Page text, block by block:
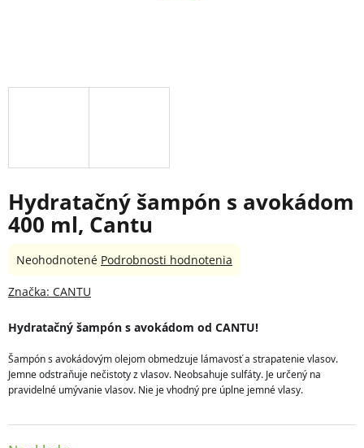
Hydratačný šampón s avokádom
400 ml, Cantu
Hydratačný šampón s avokádom od CANTU!
Šampón s avokádovým olejom obmedzuje lámavosť a strapatenie vlasov.
Jemne odstraňuje nečistoty z vlasov. Neobsahuje sulfáty. Je určený na
pravidelné umývanie vlasov. Nie je vhodný pre úplne jemné vlasy.
Priemerné
produktu
0,0
z
hviezdičiek.
Neohodnotené Podrobnosti hodnotenia
Značka: CANTU